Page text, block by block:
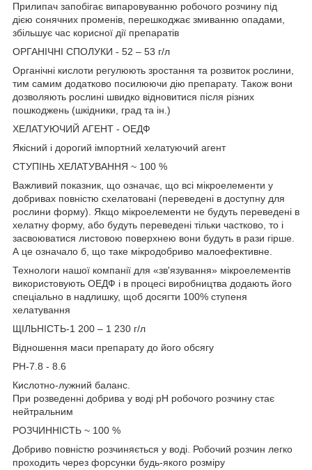
Прилипач запобігає випаровуванню робочого розчину під
дією сонячних променів, перешкоджає змиванню опадами,
збільшує час корисної дії препаратів
ОРГАНІЧНІ СПОЛУКИ - 52 – 53 г/л
Органічні кислоти регулюють зростання та розвиток рослини,
тим самим додатково посилюючи дію препарату. Також вони
дозволяють рослині швидко відновитися після різних
пошкоджень (шкідники, град та ін.)
ХЕЛАТУЮЧИЙ АГЕНТ - ОЕДФ
Якісний і дорогий імпортний хелатуючий агент
СТУПІНЬ ХЕЛАТУВАННЯ ~ 100 %
Важливий показник, що означає, що всі мікроелементи у
добривах повністю схелатовані (переведені в доступну для
рослини форму). Якщо мікроелементи не будуть переведені в
хелатну форму, або будуть переведені тільки частково, то і
засвоюватися листовою поверхнею вони будуть в рази гірше.
А це означало б, що таке мікродобриво малоефективне.
Технологи нашої компанії для «зв'язування» мікроелементів
використовують ОЕДФ і в процесі виробництва додають його
спеціально в надлишку, щоб досягти 100% ступеня
хелатування
ЩІЛЬНІСТЬ-1 200 – 1 230 г/л
Відношення маси препарату до його обсягу
PH-7.8 - 8.6
Кислотно-лужний баланс.
При розведенні добрива у воді pH робочого розчину стає
нейтральним
РОЗЧИННІСТЬ ~ 100 %
Добриво повністю розчиняється у воді. Робочий розчин легко
проходить через форсунки будь-якого розміру